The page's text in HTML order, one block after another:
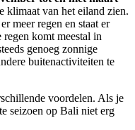
klimaat van het eiland zien.
meer regen en staat er
komt meestal in
genoeg zonnige
buitenactiviteiten te
voordelen. Als je
seizoen op Bali niet erg